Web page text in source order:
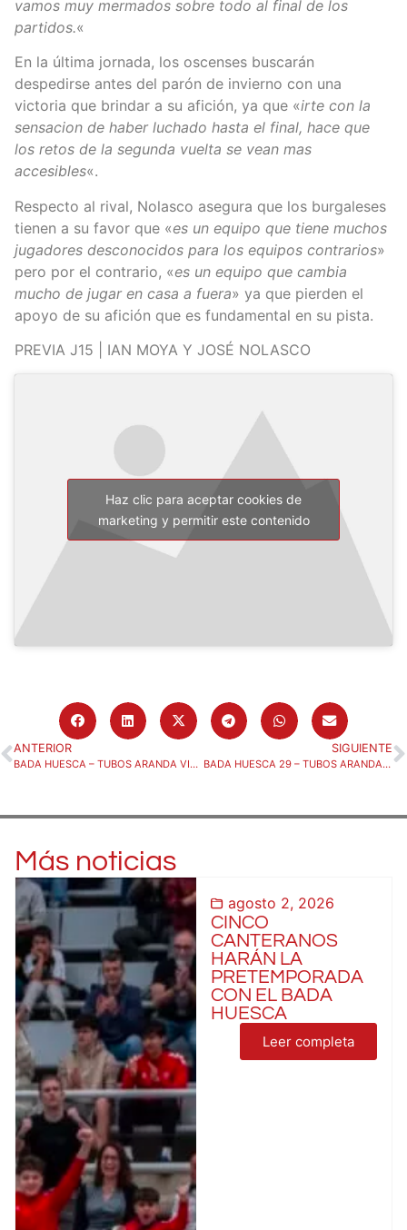
vamos muy mermados sobre todo al final de los
partidos.«
En la última jornada, los oscenses buscarán
despedirse antes del parón de invierno con una
victoria que brindar a su afición, ya que «irte con la
sensacion de haber luchado hasta el final, hace que
los retos de la segunda vuelta se vean mas
accesibles«.
Respecto al rival, Nolasco asegura que los burgaleses
tienen a su favor que «es un equipo que tiene muchos
jugadores desconocidos para los equipos contrarios»
pero por el contrario, «es un equipo que cambia
mucho de jugar en casa a fuera» ya que pierden el
apoyo de su afición que es fundamental en su pista.
PREVIA J15 | IAN MOYA Y JOSÉ NOLASCO
Haz clic para aceptar cookies de
marketing y permitir este contenido
ANTERIOR
BADA HUESCA – TUBOS ARANDA VILLA DE ARANDA, «DÍA DEL ABONADO/A»
SIGUIENTE
BADA HUESCA 29 – TUBOS ARANDA VILLA DE ARANDA 32
Más noticias
agosto 2, 2026
CINCO
CANTERANOS
HARÁN LA
PRETEMPORADA
CON EL BADA
HUESCA
Leer completa